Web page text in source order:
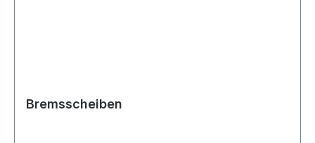
Bremsscheiben